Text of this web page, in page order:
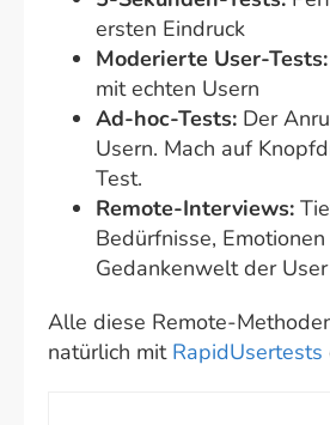
ersten Eindruck
Moderierte User-Tests:
mit echten Usern
Ad-hoc-Tests: Der
Usern. Mach auf
Test.
Remote-Interviews:
Bedürfnisse,
Gedankenwelt der User
Alle diese Remote-
natürlich mit RapidUsertests